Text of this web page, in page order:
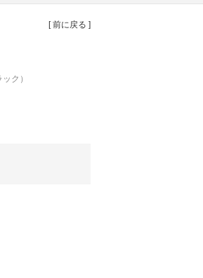
[ 前に戻る ]
ク）